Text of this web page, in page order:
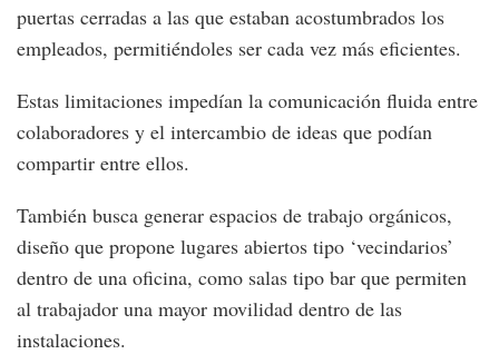
puertas cerradas a las que estaban acostumbrados los
empleados, permitiéndoles ser cada vez más eficientes.
Estas limitaciones impedían la comunicación fluida entre
colaboradores y el intercambio de ideas que podían
compartir entre ellos.
También busca generar espacios de trabajo orgánicos,
diseño que propone lugares abiertos tipo ‘vecindarios’
dentro de una oficina, como salas tipo bar que permiten
al trabajador una mayor movilidad dentro de las
instalaciones.